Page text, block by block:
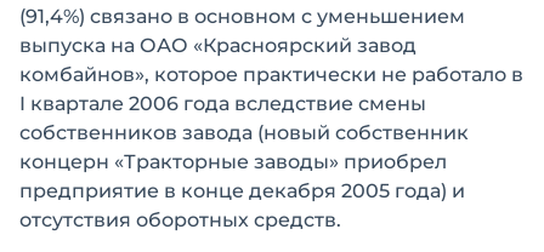
(91,4%) связано в основном с уменьшением
выпуска на ОАО «Красноярский завод
комбайнов», которое практически не работало в
I квартале 2006 года вследствие смены
собственников завода (новый собственник
концерн «Тракторные заводы» приобрел
предприятие в конце декабря 2005 года) и
отсутствия оборотных средств.